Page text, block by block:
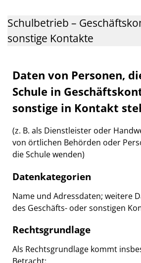
Schulbetrieb –
sonstige Kontakte
Daten von Personen,
Schule in
sonstige in Kontakt
(z. B. als Dienstleister oder
von örtlichen Behörden oder
die Schule wenden)
Datenkategorien
Name und Adressdaten; weitere
des Geschäfts- oder sonstigen
Rechtsgrundlage
Als Rechtsgrundlage kommt